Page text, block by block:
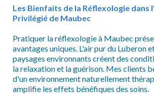
Les Bienfaits de la Réflexologie dans
Privilégié de Maubec
Pratiquer la réflexologie à Maubec
avantages uniques. L'air pur du Luberon
paysages environnants créent des
la relaxation et la guérison. Mes clients
d'un environnement naturellement
amplifie les effets bénéfiques des soins.